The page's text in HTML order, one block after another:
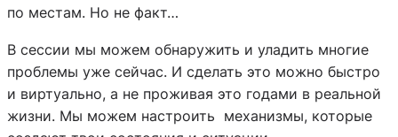
по местам. Но не факт…
В сессии мы можем обнаружить и уладить многие
проблемы уже сейчас. И сделать это можно быстро
и виртуально, а не проживая это годами в реальной
жизни. Мы можем настроить механизмы, которые